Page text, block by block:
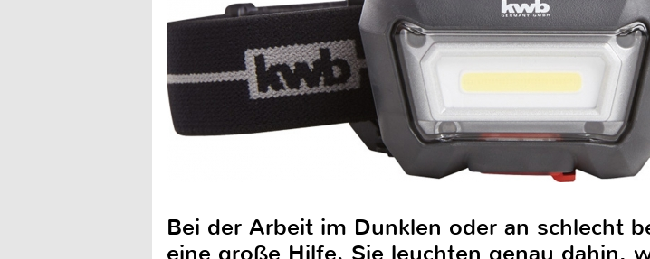
Bei der Arbeit im Dunklen oder an schlecht